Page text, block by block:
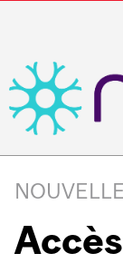
navigation